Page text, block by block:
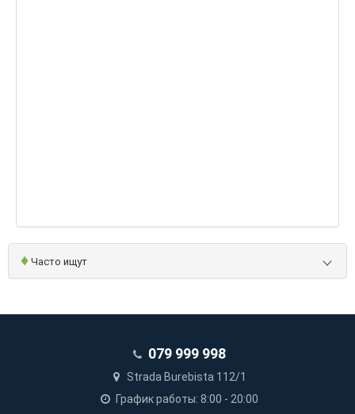
♦ Часто ищут
079 999 998
Strada Burebista 112/1
График работы: 8:00 - 20:00